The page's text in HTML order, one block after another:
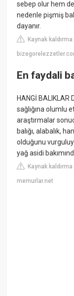
sebep olur hem
nedenle pişmiş
dayanır.
Kaynak
En faydali
HANGİ BALIKLAR
sağlığına olumlu
araştırmalar
balığı, alabalık,
olduğunu
yağ asidi
Kaynak
memurlar.net